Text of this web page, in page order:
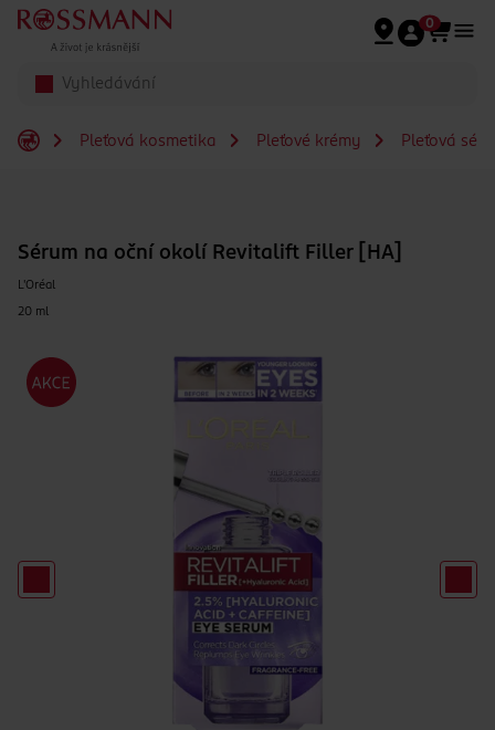
Přeskočit na hlavmní obsah
0
Pleťová kosmetika Pleťové krémy Pleťová
Sérum na oční okolí Revitalift Filler [HA]
L'Oréal
20 ml